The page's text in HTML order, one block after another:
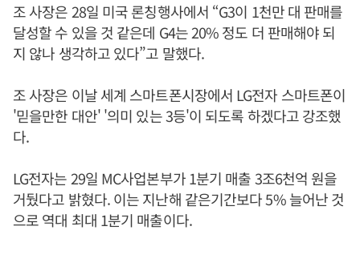
조 사장은 28일 미국 론칭행사에서 “G3이 1천만 대 판매를
달성할 수 있을 것 같은데 G4는 20% 정도 더 판매해야 되
지 않나 생각하고 있다”고 말했다.
조 사장은 이날 세계 스마트폰시장에서 LG전자 스마트폰이
'믿을만한 대안' '의미 있는 3등'이 되도록 하겠다고 강조했
다.
LG전자는 29일 MC사업본부가 1분기 매출 3조6천억 원을
거뒀다고 밝혔다. 이는 지난해 같은기간보다 5% 늘어난 것
으로 역대 최대 1분기 매출이다.